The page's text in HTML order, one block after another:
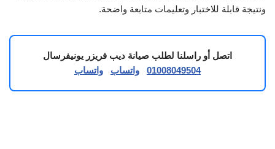
ونتيجة قابلة للاختبار وتعليمات متابعة واضحة.
اتصل أو راسلنا لطلب صيانة ديب فريزر يونيفرسال
01008049504
واتساب واتساب